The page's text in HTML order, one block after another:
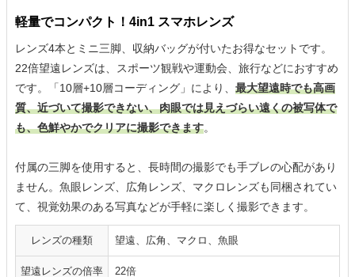
軽量でコンパクト！4in1 スマホレンズ
レンズ4本とミニ三脚、収納バッグが付いたお得なセットです。
22倍望遠レンズは、スポーツ観戦や運動会、旅行などにおすすめ
です。「10層+10層コーディング」により、 最大望遠時でも高画
質、近づいて撮影できない、肉眼では見えづらい遠くの被写体で
も、色鮮やかでクリアに撮影できます。
付属の三脚を使用すると、長時間の撮影でも手ブレの心配があり
ません。魚眼レンズ、広角レンズ、マクロレンズも同梱されてい
て、視覚効果のある写真などが手軽に楽しく撮影できます。
レンズの種類 望遠、広角、マクロ、魚眼
望遠レンズの倍率 22倍